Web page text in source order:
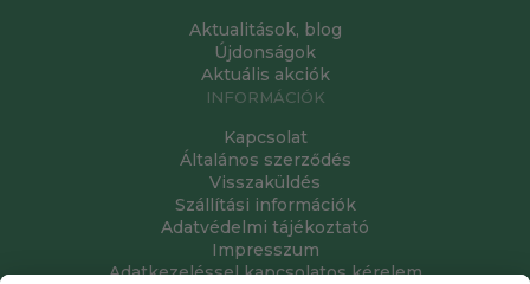
Aktualitások, blog
Újdonságok
Aktuális akciók
INFORMÁCIÓK
Kapcsolat
Általános szerződés
Visszaküldés
Szállítási információk
Adatvédelmi tájékoztató
Impresszum
Adatkezeléssel kapcsolatos kérelem